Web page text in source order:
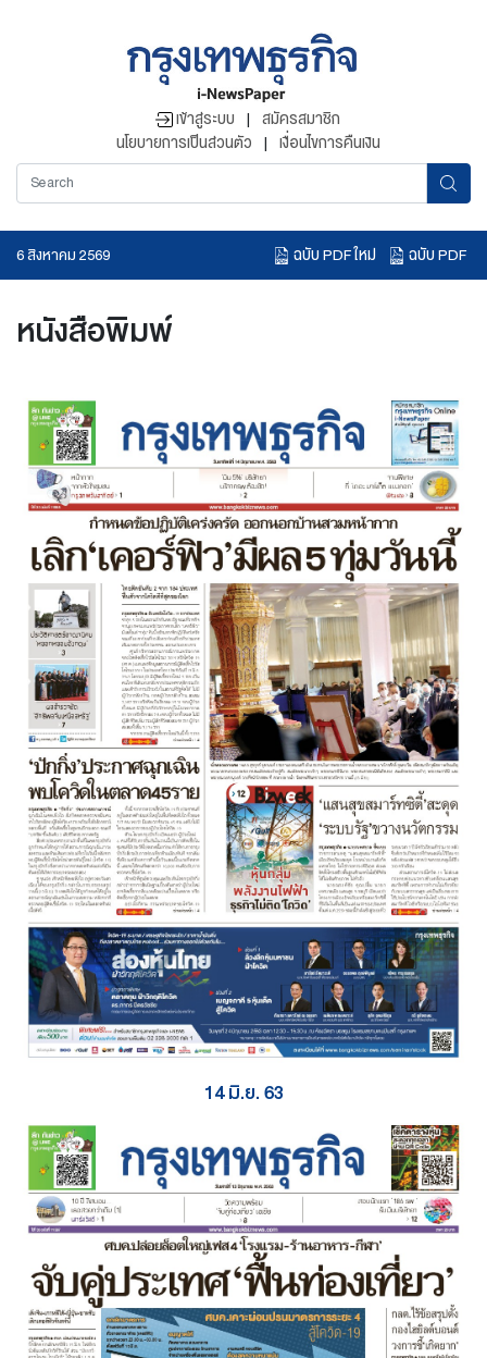
เข้าสู่ระบบ | สมัครสมาชิก
นโยบายการเป็นส่วนตัว | เงื่อนไขการคืนเงิน
6 สิงหาคม 2569 ฉบับ PDF ใหม่
ฉบับ PDF
หนังสือพิมพ์
14 มิ.ย. 63